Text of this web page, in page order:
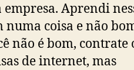
Aprendi
numa coisa e não
não é bom, contrate
de internet, mas